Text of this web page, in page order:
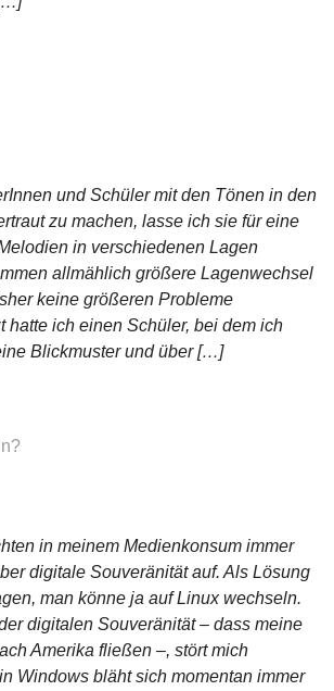
und Schüler mit den Tönen in den
zu machen, lasse ich sie für eine
in verschiedenen Lagen
allmählich größere Lagenwechsel
keine größeren Probleme
hatte ich einen Schüler, bei dem ich
Blickmuster und über […]
in meinem Medienkonsum immer
digitale Souveränität auf. Als Lösung
man könne ja auf Linux wechseln.
digitalen Souveränität – dass meine
Amerika fließen –, stört mich
Windows bläht sich momentan immer